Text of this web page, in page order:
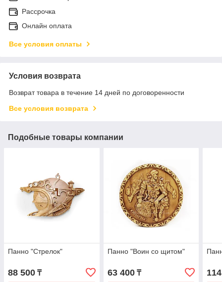
Рассрочка
Онлайн оплата
Все условия оплаты
Условия возврата
Возврат товара в течение 14 дней по договоренности
Все условия возврата
Подобные товары компании
Панно "Стрелок"
88 500 ₸
Панно "Воин со щитом"
63 400₸